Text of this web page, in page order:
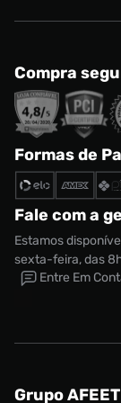
Compra
Formas de
Fale com a
Estamos
sexta-feira, das
Entre Em
Grupo AFEET